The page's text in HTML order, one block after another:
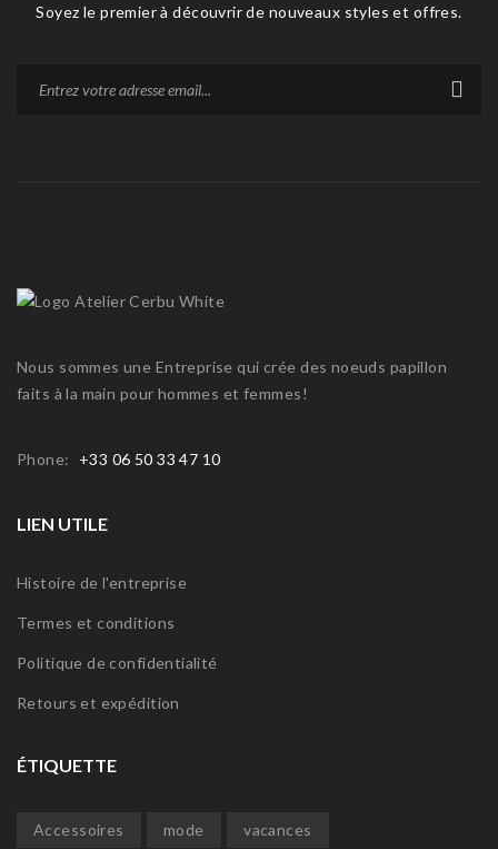
Soyez le premier à découvrir de nouveaux styles et offres.
Nous sommes une Entreprise qui crée des noeuds papillon
faits à la main pour hommes et femmes!
Phone: +33 06 50 33 47 10
LIEN UTILE
Histoire de l'entreprise
Termes et conditions
Politique de confidentialité
Retours et expédition
ÉTIQUETTE
Accessoires mode vacances